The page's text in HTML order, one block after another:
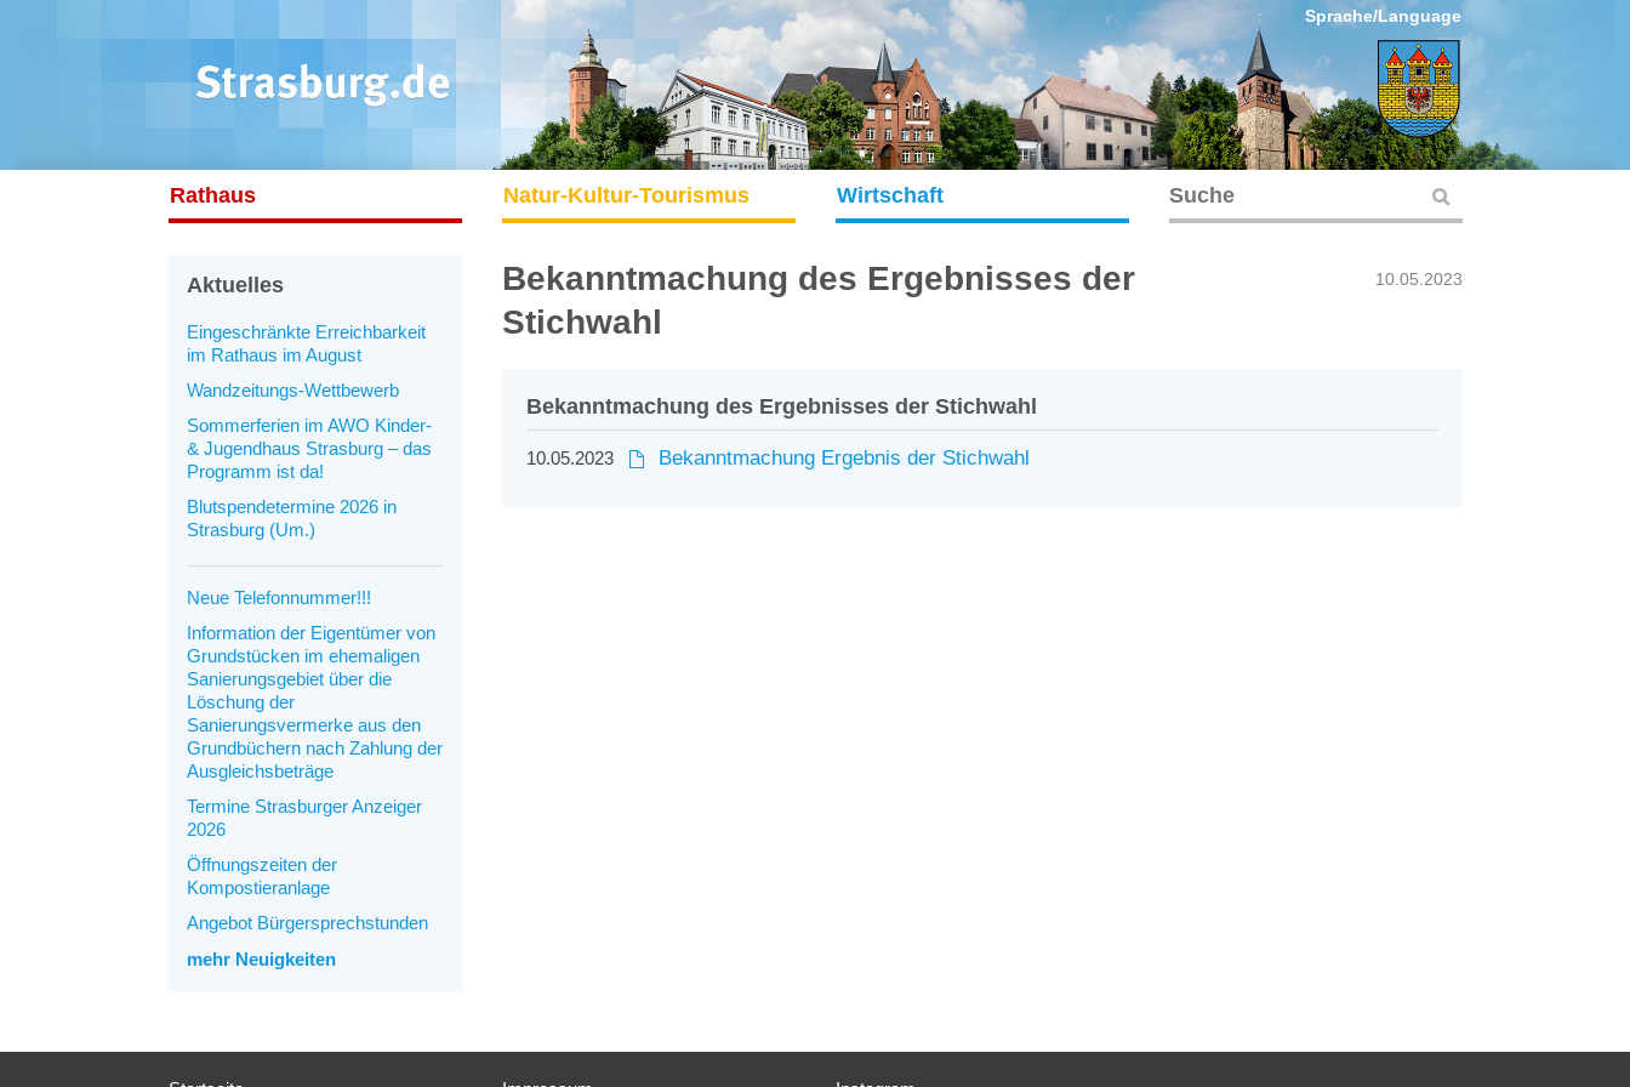
Sprache/Language
Rathaus Natur-Kultur-Tourismus Wirtschaft
Aktuelles
Eingeschränkte Erreichbarkeit
im Rathaus im August
Wandzeitungs-Wettbewerb
Sommerferien im AWO Kinder-
& Jugendhaus Strasburg – das
Programm ist da!
Blutspendetermine 2026 in
Strasburg (Um.)
Neue Telefonnummer!!!
Information der Eigentümer von
Grundstücken im ehemaligen
Sanierungsgebiet über die
Löschung der
Sanierungsvermerke aus den
Grundbüchern nach Zahlung der
Ausgleichsbeträge
Termine Strasburger Anzeiger
2026
Öffnungszeiten der
Kompostieranlage
Angebot Bürgersprechstunden
mehr Neuigkeiten
10.05.2023
Bekanntmachung des Ergebnisses der
Stichwahl
Bekanntmachung des Ergebnisses der Stichwahl
10.05.2023 Bekanntmachung Ergebnis der Stichwahl